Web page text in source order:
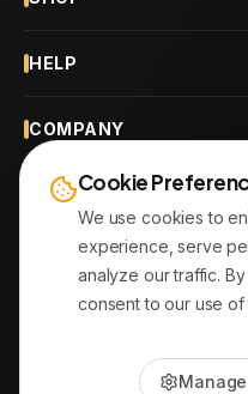
HELP
COMPANY
CONTACT
OUR BRANCHES
© 2026
Cookie
We use cookies to
experience, serve
analyze our traffic.
consent to our use